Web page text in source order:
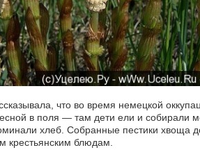
что во время немецкой
в поля — там дети ели и собирали
хлеб. Собранные пестики хвоща
крестьянским блюдам.